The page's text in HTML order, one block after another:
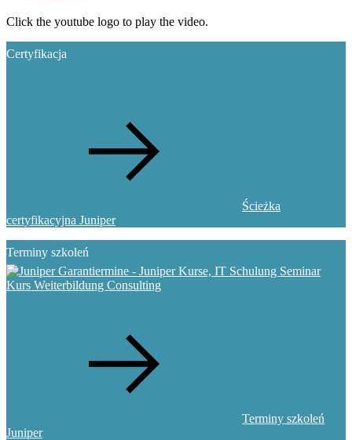
Click the youtube logo to play the video.
Certyfikacja
Ścieżka
certyfikacyjna Juniper
Terminy szkoleń
Terminy szkoleń
Juniper